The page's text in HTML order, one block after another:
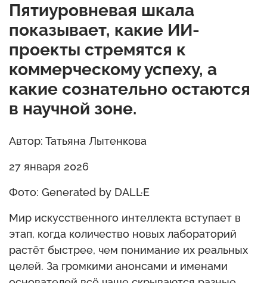
Пятиуровневая шкала
показывает, какие ИИ-
проекты стремятся к
коммерческому успеху, а
какие сознательно остаются
в научной зоне.
Автор: Татьяна Лытенкова
27 января 2026
Фото: Generated by DALL·E
Мир искусственного интеллекта вступает в
этап, когда количество новых лабораторий
растёт быстрее, чем понимание их реальных
целей. За громкими анонсами и именами